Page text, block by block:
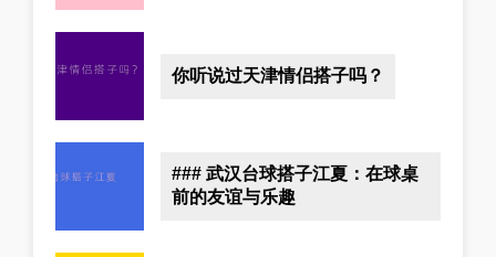
你听说过天津情侣搭子吗？
### 武汉台球搭子江夏：在球桌
前的友谊与乐趣